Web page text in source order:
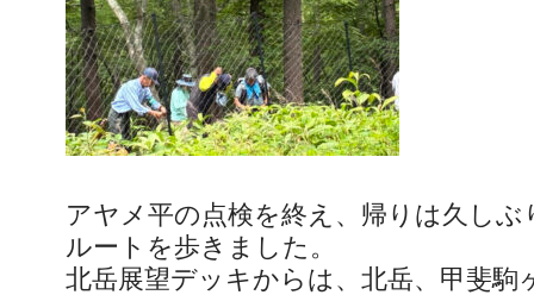
アヤメ平の点検を終え、帰りは久し
ルートを歩きました。
北岳展望デッキからは、北岳、甲斐駒